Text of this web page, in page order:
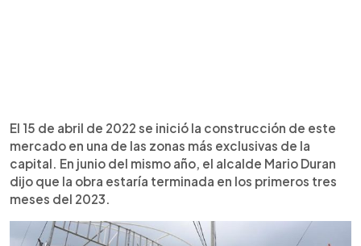
El 15 de abril de 2022 se inició la construcción de este
mercado en una de las zonas más exclusivas de la
capital. En junio del mismo año, el alcalde Mario Duran
dijo que la obra estaría terminada en los primeros tres
meses del 2023.